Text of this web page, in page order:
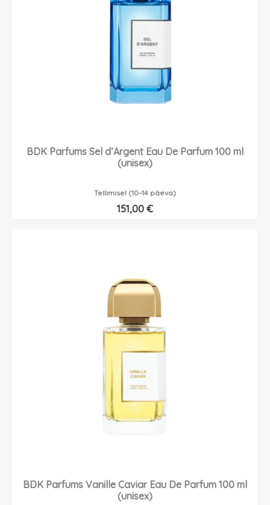
BDK Parfums Sel d’Argent Eau De Parfum 100 ml
(unisex)
Tellimisel (10–14 päeva)
151,00 €
BDK Parfums Vanille Caviar Eau De Parfum 100 ml
(unisex)